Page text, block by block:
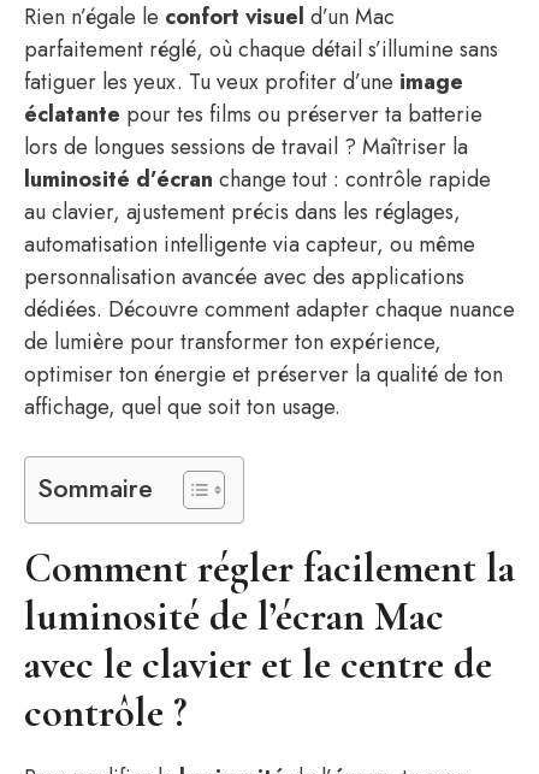
Rien n’égale le confort visuel d’un Mac
parfaitement réglé, où chaque détail s’illumine sans
fatiguer les yeux. Tu veux profiter d’une image
éclatante pour tes films ou préserver ta batterie
lors de longues sessions de travail ? Maîtriser la
luminosité d’écran change tout : contrôle rapide
au clavier, ajustement précis dans les réglages,
automatisation intelligente via capteur, ou même
personnalisation avancée avec des applications
dédiées. Découvre comment adapter chaque nuance
de lumière pour transformer ton expérience,
optimiser ton énergie et préserver la qualité de ton
affichage, quel que soit ton usage.
Sommaire
Comment régler facilement la
luminosité de l’écran Mac
avec le clavier et le centre de
contrôle ?